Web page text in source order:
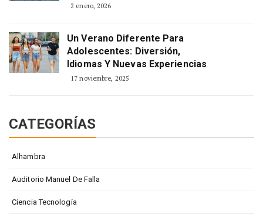
2 enero, 2026
Un Verano Diferente Para
Adolescentes: Diversión,
Idiomas Y Nuevas Experiencias
17 noviembre, 2025
CATEGORÍAS
Alhambra
Auditorio Manuel De Falla
Ciencia Tecnología